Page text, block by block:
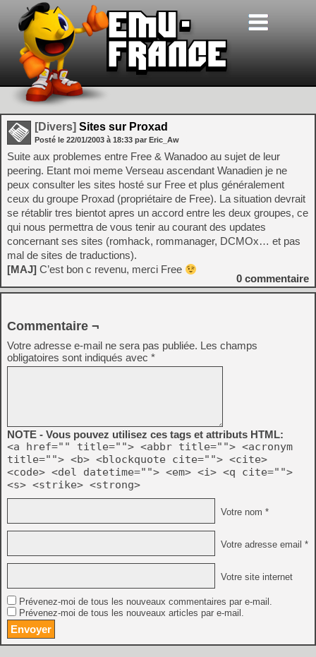
[Divers] Sites sur Proxad
Posté le 22/01/2003 à 18:33 par Eric_Aw
Suite aux problemes entre Free & Wanadoo au sujet de leur
peering. Etant moi meme Verseau ascendant Wanadien je ne
peux consulter les sites hosté sur Free et plus généralement
ceux du groupe Proxad (propriétaire de Free). La situation devrait
se rétablir tres bientot apres un accord entre les deux groupes, ce
qui nous permettra de vous tenir au courant des updates
concernant ses sites (romhack, rommanager, DCMOx… et pas
mal de sites de traductions).
[MAJ] C’est bon c revenu, merci Free
0 commentaire
Commentaire ¬
Votre adresse e-mail ne sera pas publiée. Les champs
obligatoires sont indiqués avec *
NOTE - Vous pouvez utilisez ces tags et attributs HTML:
<a href="" title=""> <abbr title=""> <acronym
title=""> <b> <blockquote cite=""> <cite>
<code> <del datetime=""> <em> <i> <q cite="">
<s> <strike> <strong>
Votre nom *
Votre adresse email *
Votre site internet
Prévenez-moi de tous les nouveaux commentaires par e-mail.
Prévenez-moi de tous les nouveaux articles par e-mail.